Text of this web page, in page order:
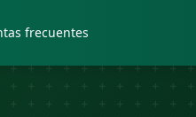
frecuentes